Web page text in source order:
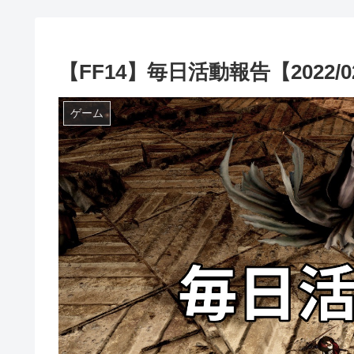
【FF14】毎日活動報告【2022/
ゲーム